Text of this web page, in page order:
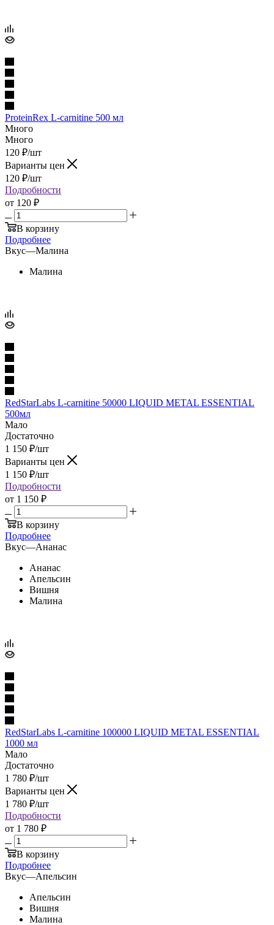
ProteinRex L-carnitine 500 мл
Много
Много
120 ₽/шт
Варианты цен
120 ₽/шт
Подробности
от 120 ₽
В корзину
Подробнее
Вкус—Малина
Малина
RedStarLabs L-carnitine 50000 LIQUID METAL ESSENTIAL
500мл
Мало
Достаточно
1 150 ₽/шт
Варианты цен
1 150 ₽/шт
Подробности
от 1 150 ₽
В корзину
Подробнее
Вкус—Ананас
Ананас
Апельсин
Вишня
Малина
RedStarLabs L-carnitine 100000 LIQUID METAL ESSENTIAL
1000 мл
Мало
Достаточно
1 780 ₽/шт
Варианты цен
1 780 ₽/шт
Подробности
от 1 780 ₽
В корзину
Подробнее
Вкус—Апельсин
Апельсин
Вишня
Малина